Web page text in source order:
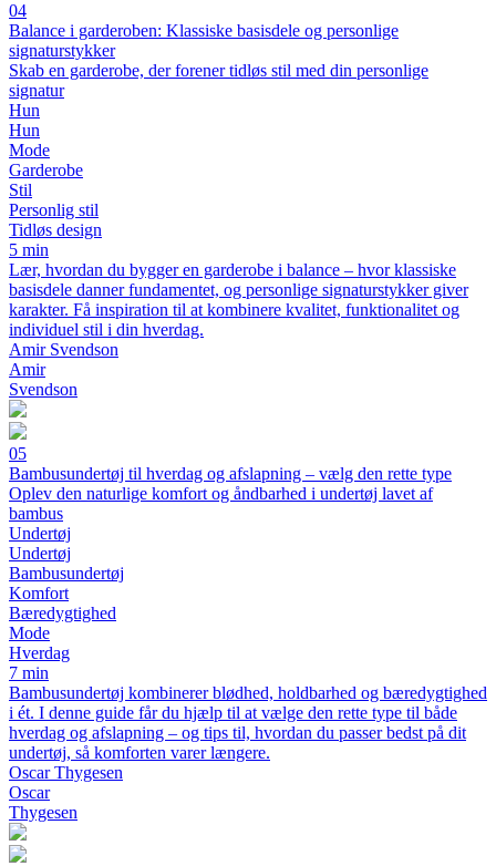
04
Balance i garderoben: Klassiske basisdele og personlige
signaturstykker
Skab en garderobe, der forener tidløs stil med din personlige
signatur
Hun
Hun
Mode
Garderobe
Stil
Personlig stil
Tidløs design
5 min
Lær, hvordan du bygger en garderobe i balance – hvor klassiske
basisdele danner fundamentet, og personlige signaturstykker giver
karakter. Få inspiration til at kombinere kvalitet, funktionalitet og
individuel stil i din hverdag.
Amir Svendson
Amir
Svendson
05
Bambusundertøj til hverdag og afslapning – vælg den rette type
Oplev den naturlige komfort og åndbarhed i undertøj lavet af
bambus
Undertøj
Undertøj
Bambusundertøj
Komfort
Bæredygtighed
Mode
Hverdag
7 min
Bambusundertøj kombinerer blødhed, holdbarhed og bæredygtighed
i ét. I denne guide får du hjælp til at vælge den rette type til både
hverdag og afslapning – og tips til, hvordan du passer bedst på dit
undertøj, så komforten varer længere.
Oscar Thygesen
Oscar
Thygesen